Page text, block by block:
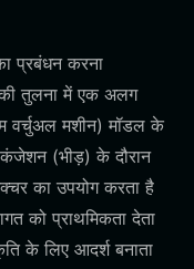
प्रबंधन करना
तुलना में एक अलग
वर्चुअल मशीन) मॉडल के
कंजेशन (भीड़) के दौरान
का उपयोग करता है
को प्राथमिकता देता
के लिए आदर्श बनाता